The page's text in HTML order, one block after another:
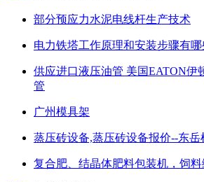
部分预应力水泥电线杆生产技术
电力铁塔工作原理和安装步骤有哪
供应进口液压油管 美国EATON伊
管
广州模具架
蒸压砖设备,蒸压砖设备报价--东岳
复合肥、结晶体肥料包装机，饲